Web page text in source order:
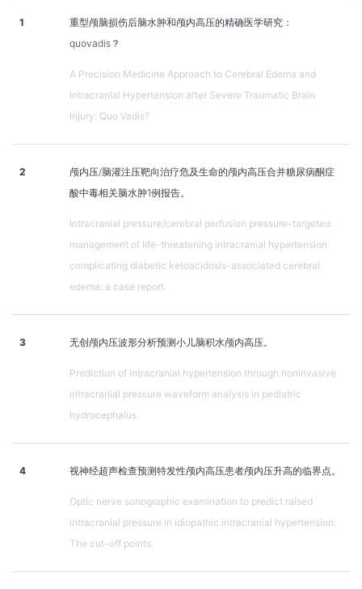
1
重型颅脑损伤后脑水肿和颅内高压的精确医学研究：
quovadis？
A Precision Medicine Approach to Cerebral Edema and
Intracranial Hypertension after Severe Traumatic Brain
Injury: Quo Vadis?
2
颅内压/脑灌注压靶向治疗危及生命的颅内高压合并糖尿病酮症
酸中毒相关脑水肿1例报告。
Intracranial pressure/cerebral perfusion pressure-targeted
management of life-threatening intracranial hypertension
complicating diabetic ketoacidosis-associated cerebral
edema: a case report.
3 无创颅内压波形分析预测小儿脑积水颅内高压。
Prediction of intracranial hypertension through noninvasive
intracranial pressure waveform analysis in pediatric
hydrocephalus.
4 视神经超声检查预测特发性颅内高压患者颅内压升高的临界点。
Optic nerve sonographic examination to predict raised
intracranial pressure in idiopathic intracranial hypertension:
The cut-off points.